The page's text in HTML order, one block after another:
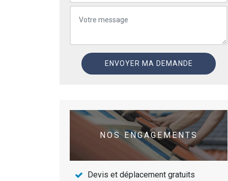
NOS ENGAGEMENTS
Devis et déplacement gratuits